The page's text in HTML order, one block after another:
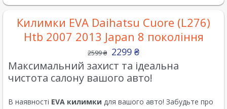
Килимки EVA Daihatsu Cuore (L276)
Htb 2007 2013 Japan 8 покоління
2599₴ 2299 ₴
Максимальний захист та ідеальна
чистота салону вашого авто!
В наявності EVA килимки для вашого авто! Забудьте про